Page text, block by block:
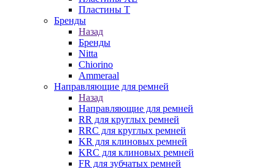
Пластины T
Бренды
Назад
Бренды
Nitta
Chiorino
Ammeraal
Направляющие для ремней
Назад
Направляющие для ремней
RR для круглых ремней
RRC для круглых ремней
KR для клиновых ремней
KRC для клиновых ремней
FR для зубчатых ремней